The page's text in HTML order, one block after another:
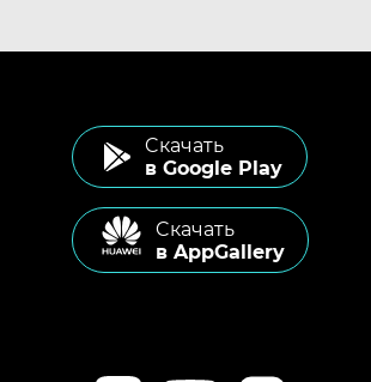
Cкачать
в Google Play
Cкачать
в AppGallery